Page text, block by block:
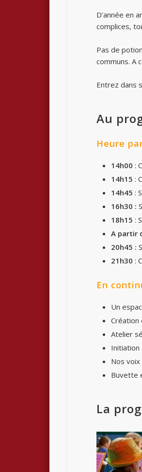
D’année en
complices,
Pas de
communs. A
Entrez dans
Au
Heure
14h00 :
14h15 :
14h45 :
16h30 :
18h15 :
A partir
20h45 :
21h30 :
En
Un
Création
Atelier
Initiation
Nos
Buvette
La